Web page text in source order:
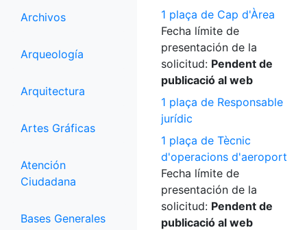
Archivos
Arqueología
Arquitectura
Artes Gráficas
Atención
Ciudadana
Bases Generales
1 plaça de Cap d'Àrea
Fecha límite de
presentación de la
solicitud: Pendent de
publicació al web
1 plaça de Responsable
jurídic
1 plaça de Tècnic
d'operacions d'aeroport
Fecha límite de
presentación de la
solicitud: Pendent de
publicació al web